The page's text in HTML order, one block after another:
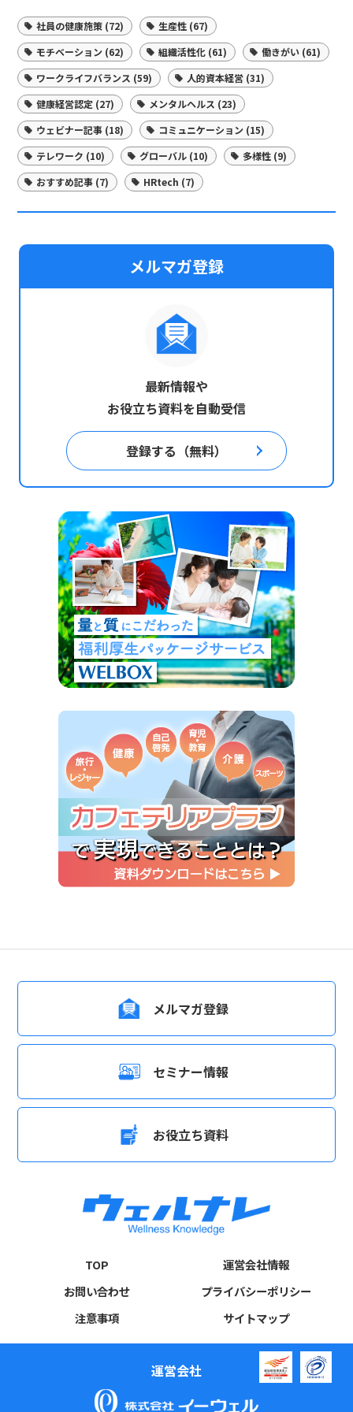
社員の健康施策 (72)
生産性 (67)
モチベーション (62)
組織活性化 (61)
働きがい (61)
ワークライフバランス (59)
人的資本経営 (31)
健康経営認定 (27)
メンタルヘルス (23)
ウェビナー記事 (18)
コミュニケーション (15)
テレワーク (10)
グローバル (10)
多様性 (9)
おすすめ記事 (7)
HRtech (7)
メルマガ登録
最新情報や
お役立ち資料を自動受信
登録する（無料）
メルマガ登録
セミナー情報
お役立ち資料
TOP
運営会社情報
お問い合わせ
プライバシーポリシー
注意事項
サイトマップ
運営会社